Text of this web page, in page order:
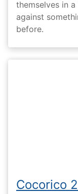
themselves in
against
before.
Cocorico